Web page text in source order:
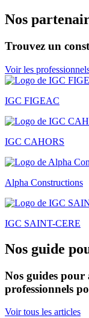
Nos
Trouvez un
Voir les
IGC FIGEAC
IGC CAHORS
Alpha Constructions
IGC SAINT-CERE
Nos guide
Nos guides
professionnels
Voir tous les articles